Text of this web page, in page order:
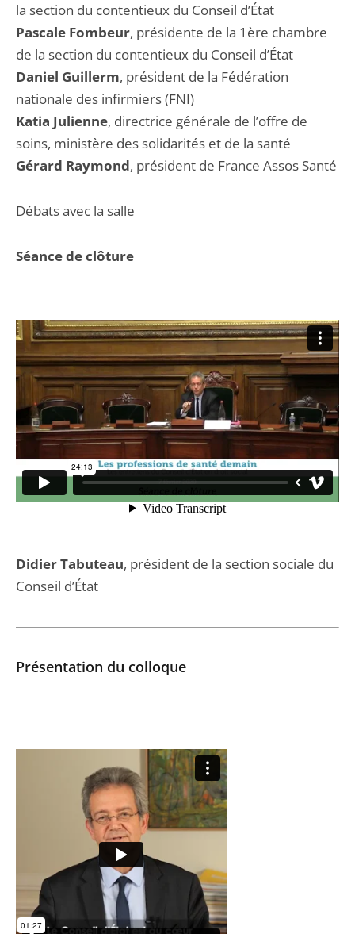
la section du contentieux du Conseil d’État
Pascale Fombeur, présidente de la 1ère chambre
de la section du contentieux du Conseil d’État
Daniel Guillerm, président de la Fédération
nationale des infirmiers (FNI)
Katia Julienne, directrice générale de l’offre de
soins, ministère des solidarités et de la santé
Gérard Raymond, président de France Assos Santé
Débats avec la salle
Séance de clôture
Didier Tabuteau, président de la section sociale du
Conseil d’État
Présentation du colloque